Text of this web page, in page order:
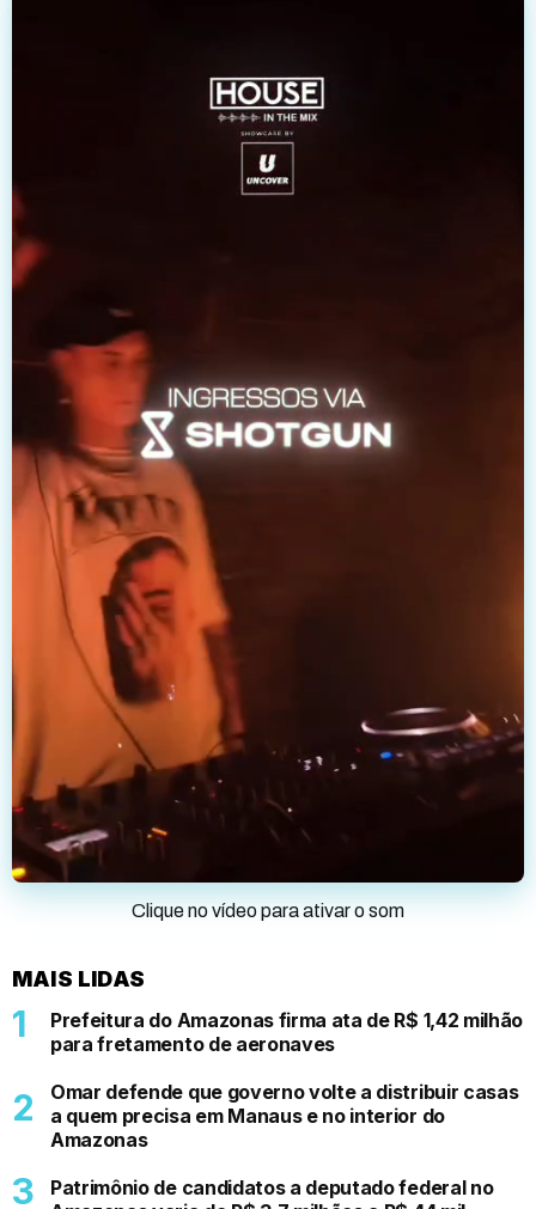
Clique no vídeo para ativar o som
MAIS LIDAS
Prefeitura do Amazonas firma ata de R$ 1,42 milhão
para fretamento de aeronaves
Omar defende que governo volte a distribuir casas
a quem precisa em Manaus e no interior do
Amazonas
Patrimônio de candidatos a deputado federal no